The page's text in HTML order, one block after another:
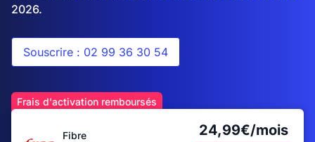
2026.
Souscrire : 02 99 36 30 54
Frais d'activation remboursés
Fibre 24,99€/mois